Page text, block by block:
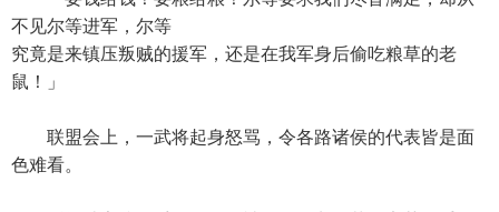
不见尔等进军，尔等
究竟是来镇压叛贼的援军，还是在我军身后偷吃粮草的老
鼠！」
联盟会上，一武将起身怒骂，令各路诸侯的代表皆是面
色难看。